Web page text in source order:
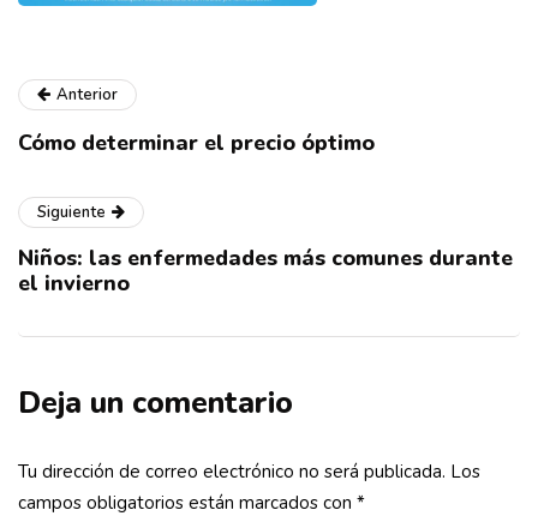
Anterior
Cómo determinar el precio óptimo
Siguiente
Niños: las enfermedades más comunes durante
el invierno
Deja un comentario
Tu dirección de correo electrónico no será publicada. Los
campos obligatorios están marcados con *